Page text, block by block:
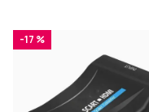
-17 %